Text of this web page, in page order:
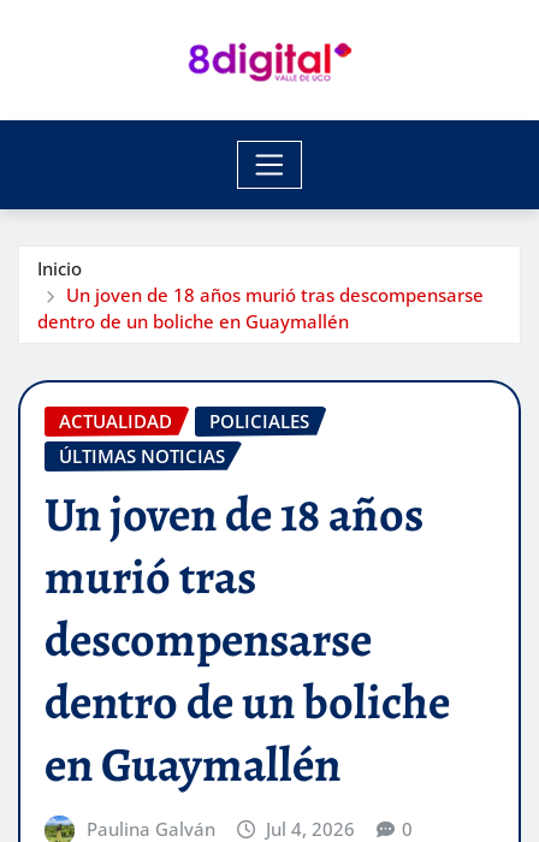
Inicio
Un joven de 18 años murió tras descompensarse
dentro de un boliche en Guaymallén
ACTUALIDAD
POLICIALES
ÚLTIMAS NOTICIAS
Un joven de 18 años
murió tras
descompensarse
dentro de un boliche
en Guaymallén
Paulina Galván Jul 4, 2026 0